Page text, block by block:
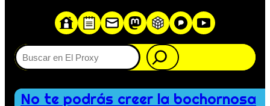
Buscar
No te podrás creer la bochornosa